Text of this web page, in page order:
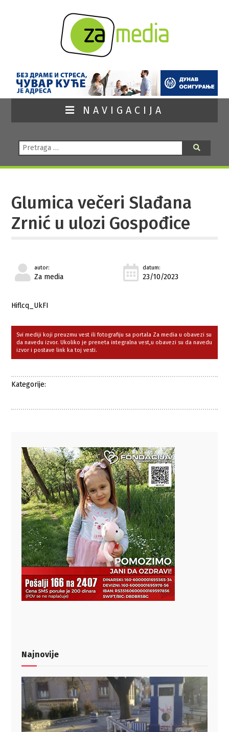
NAVIGACIJA
Pretraga:
Glumica večeri Slađana
Zrnić u ulozi Gospođice
autor:
Za media
datum:
23/10/2023
Hiflcq_UkFI
Svi mediji koji preuzmu vest ili fotografiju sa portala Za media u obavezi su
da navedu izvor. Ukoliko je preneta integralna vest,u obavezi su da navedu
izvor i postave link ka toj vesti.
Kategorije:
Najnovije